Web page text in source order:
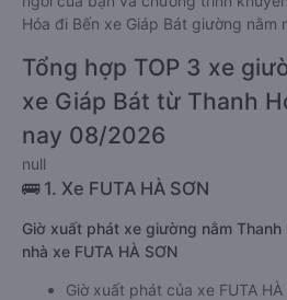
Hóa đi Bến xe Giáp Bát giường nằm
Tổng hợp TOP 3 xe
xe Giáp Bát từ Thanh
nay 08/2026
null
🚌 1. Xe FUTA HÀ SƠN
Giờ xuất phát xe giường nằm Thanh
nhà xe FUTA HÀ SƠN
Giờ xuất phát của xe FUTA